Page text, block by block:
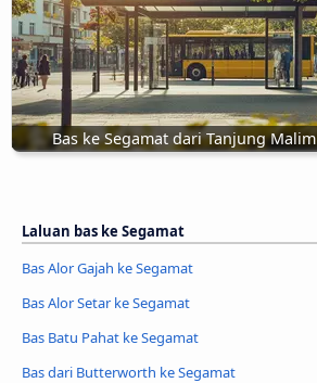
Bas ke Segamat dari Tanjung Malim
Laluan bas ke Segamat
Bas Alor Gajah ke Segamat
Bas Alor Setar ke Segamat
Bas Batu Pahat ke Segamat
Bas dari Butterworth ke Segamat